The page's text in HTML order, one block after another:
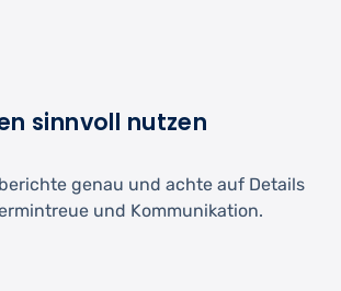
sinnvoll nutzen
genau und achte auf Details
und Kommunikation.